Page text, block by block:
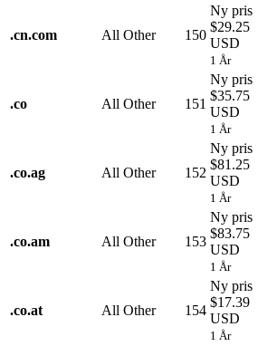
.cn.com All Other 150
Ny pris
$29.25
USD
1 År
.co All Other 151
Ny pris
$35.75
USD
1 År
.co.ag All Other 152
Ny pris
$81.25
USD
1 År
.co.am All Other 153
Ny pris
$83.75
USD
1 År
.co.at All Other 154
Ny pris
$17.39
USD
1 År